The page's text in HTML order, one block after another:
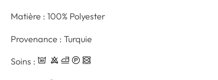
Matière : 100% Polyester
Provenance : Turquie
Soins :